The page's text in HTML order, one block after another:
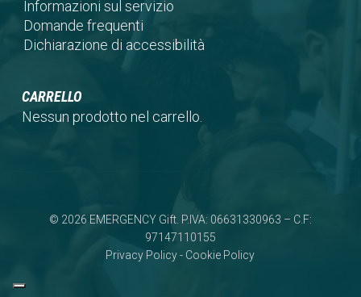
tab)
Informazioni sul servizio
Domande frequenti
Dichiarazione di accessibilità
CARRELLO
Nessun prodotto nel carrello.
© 2026 EMERGENCY Gift. P.IVA: 06631330963 – C.F:
97147110155
Privacy Policy- Cookie Policy